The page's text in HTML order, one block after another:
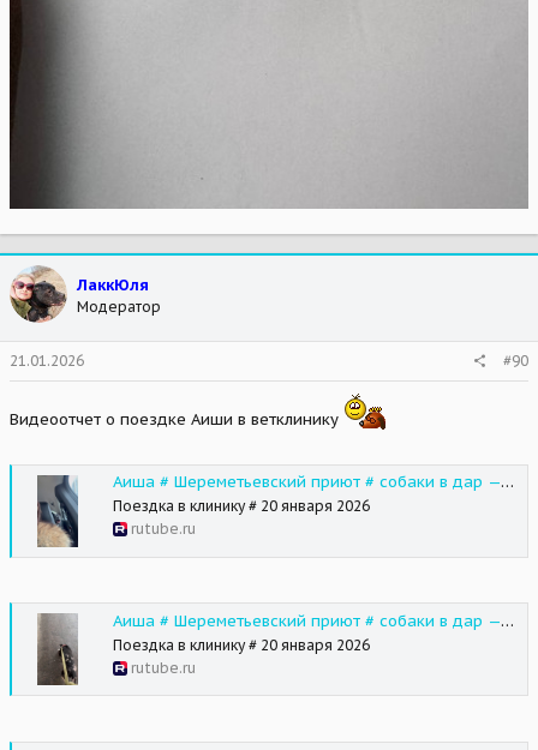
ЛаккЮля
Модератор
21.01.2026 #90
Видеоотчет о поездке Аиши в ветклинику
Аиша # Шереметьевский приют # собаки в дар — смотреть Shorts на RUTUBE
Поездка в клинику # 20 января 2026
rutube.ru
Аиша # Шереметьевский приют # собаки в дар — смотреть Shorts на RUTUBE
Поездка в клинику # 20 января 2026
rutube.ru